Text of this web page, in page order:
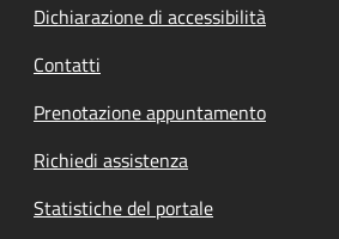
Dichiarazione di accessibilità
Contatti
Prenotazione appuntamento
Richiedi assistenza
Statistiche del portale